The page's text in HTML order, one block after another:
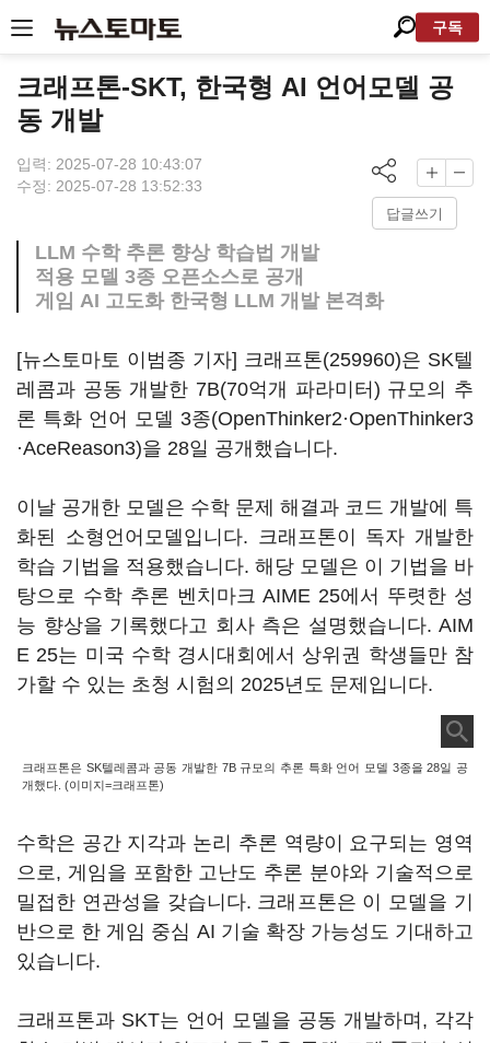
구독
크래프톤-SKT, 한국형 AI 언어모델 공
동 개발
입력: 2025-07-28 10:43:07
수정: 2025-07-28 13:52:33
답글쓰기
LLM 수학 추론 향상 학습법 개발
적용 모델 3종 오픈소스로 공개
게임 AI 고도화 한국형 LLM 개발 본격화
[뉴스토마토 이범종 기자] 크래프톤(259960)은 SK텔
레콤과 공동 개발한 7B(70억개 파라미터) 규모의 추
론 특화 언어 모델 3종(OpenThinker2·OpenThinker3
·AceReason3)을 28일 공개했습니다.
이날 공개한 모델은 수학 문제 해결과 코드 개발에 특
화된 소형언어모델입니다. 크래프톤이 독자 개발한
학습 기법을 적용했습니다. 해당 모델은 이 기법을 바
탕으로 수학 추론 벤치마크 AIME 25에서 뚜렷한 성
능 향상을 기록했다고 회사 측은 설명했습니다. AIM
E 25는 미국 수학 경시대회에서 상위권 학생들만 참
가할 수 있는 초청 시험의 2025년도 문제입니다.
크래프톤은 SK텔레콤과 공동 개발한 7B 규모의 추론 특화 언어 모델 3종을 28일 공
개했다. (이미지=크래프톤)
수학은 공간 지각과 논리 추론 역량이 요구되는 영역
으로, 게임을 포함한 고난도 추론 분야와 기술적으로
밀접한 연관성을 갖습니다. 크래프톤은 이 모델을 기
반으로 한 게임 중심 AI 기술 확장 가능성도 기대하고
있습니다.
크래프톤과 SKT는 언어 모델을 공동 개발하며, 각각